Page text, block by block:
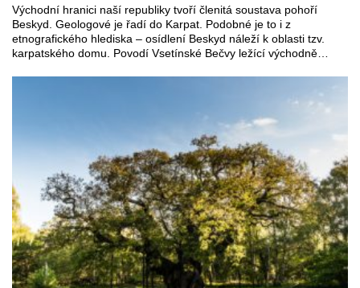
Východní hranici naší republiky tvoří členitá soustava pohoří
Beskyd. Geologové je řadí do Karpat. Podobné je to i z
etnografického hlediska – osídlení Beskyd náleží k oblasti tzv.
karpatského domu. Povodí Vsetínské Bečvy ležící východně…